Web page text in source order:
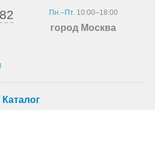
Пн.–Пт.10:00–18:00
город Москва
Каталог